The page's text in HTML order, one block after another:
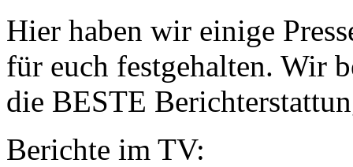
Hier haben wir einige
für euch festgehalten. Wir
die BESTE
Berichte im TV: